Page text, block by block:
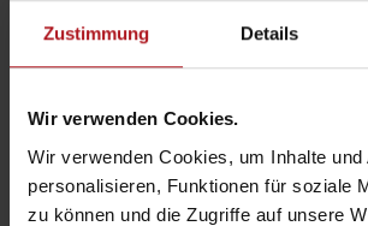
Zustimmung Details
Wir verwenden Cookies.
Wir verwenden Cookies, um Inhalte und
personalisieren, Funktionen für soziale
zu können und die Zugriffe auf unsere